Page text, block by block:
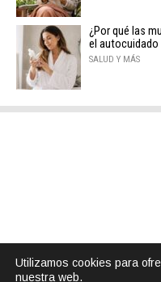
¿Por qué las
el autocuidado
SALUD Y MÁS
Utilizamos cookies para
nuestra web.